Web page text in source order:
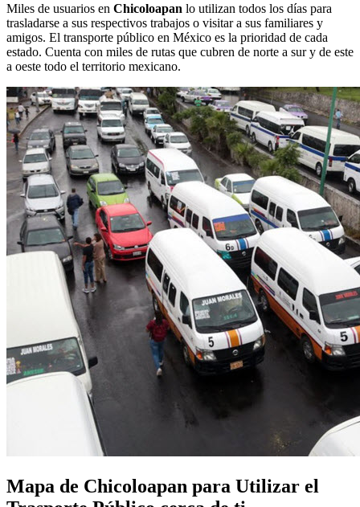
Miles de usuarios en Chicoloapan lo utilizan todos los días para
trasladarse a sus respectivos trabajos o visitar a sus familiares y
amigos. El transporte público en México es la prioridad de cada
estado. Cuenta con miles de rutas que cubren de norte a sur y de este
a oeste todo el territorio mexicano.
Mapa de Chicoloapan para Utilizar el